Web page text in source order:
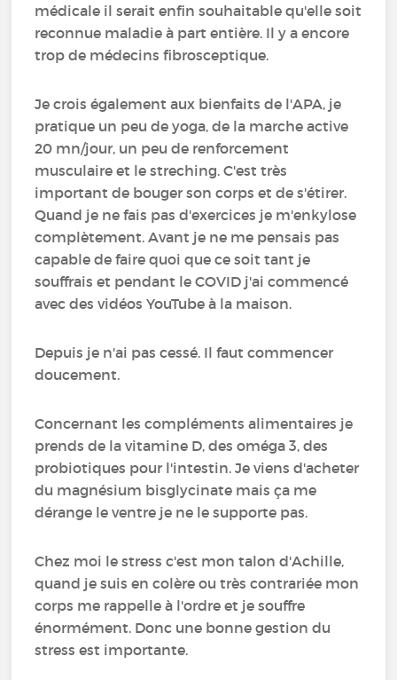
médicale il serait enfin souhaitable qu'elle soit
reconnue maladie à part entière. Il y a encore
trop de médecins fibrosceptique.
Je crois également aux bienfaits de l'APA, je
pratique un peu de yoga, de la marche active
20 mn/jour, un peu de renforcement
musculaire et le streching. C'est très
important de bouger son corps et de s'étirer.
Quand je ne fais pas d'exercices je m'enkylose
complètement. Avant je ne me pensais pas
capable de faire quoi que ce soit tant je
souffrais et pendant le COVID j'ai commencé
avec des vidéos YouTube à la maison.
Depuis je n'ai pas cessé. Il faut commencer
doucement.
Concernant les compléments alimentaires je
prends de la vitamine D, des oméga 3, des
probiotiques pour l'intestin. Je viens d'acheter
du magnésium bisglycinate mais ça me
dérange le ventre je ne le supporte pas.
Chez moi le stress c'est mon talon d'Achille,
quand je suis en colère ou très contrariée mon
corps me rappelle à l'ordre et je souffre
énormément. Donc une bonne gestion du
stress est importante.